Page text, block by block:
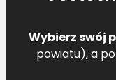
Wybierz swój
powiatu), a